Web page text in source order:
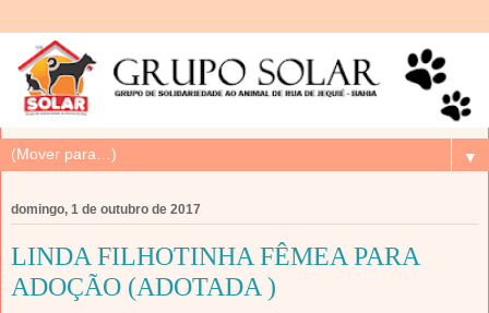
▼
domingo, 1 de outubro de 2017
LINDA FILHOTINHA FÊMEA PARA
ADOÇÃO (ADOTADA )